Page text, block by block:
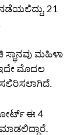
21
ಸ್ಥಾನವು ಮಹಿಳಾ
ಮೊದಲ
ಈ 4